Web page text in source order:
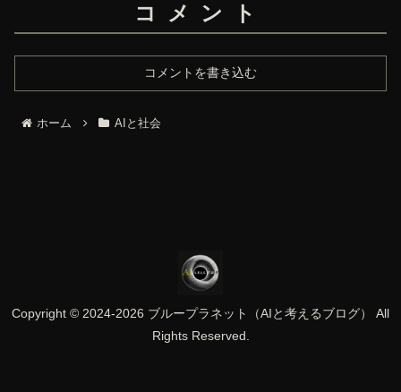
コメント
コメントを書き込む
ホーム AIと社会
Copyright © 2024-2026 ブループラネット（AIと考えるブログ） All
Rights Reserved.